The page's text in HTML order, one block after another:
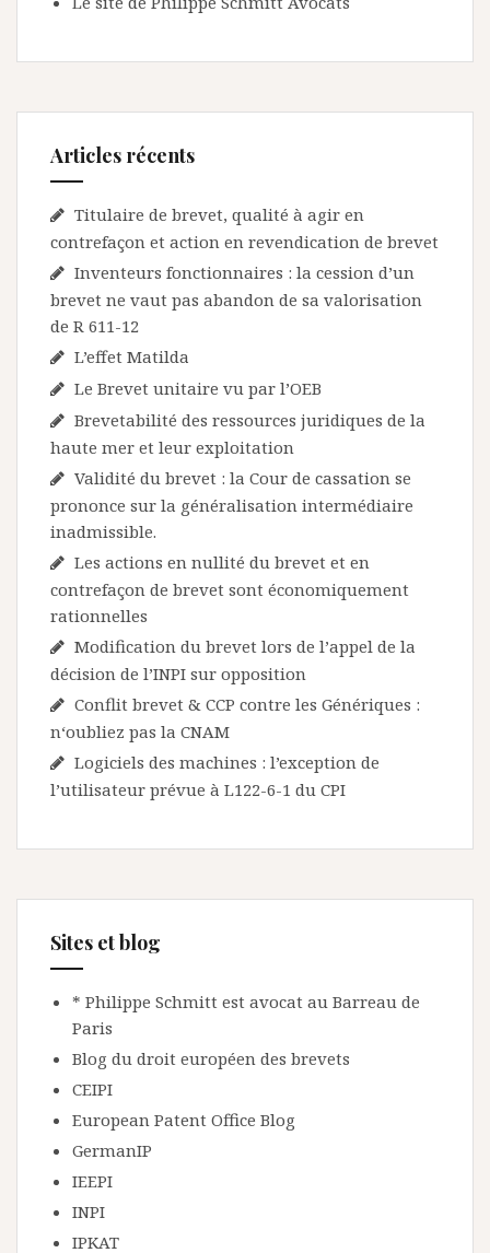
Articles récents
Titulaire de brevet, qualité à agir en
contrefaçon et action en revendication de brevet
Inventeurs fonctionnaires : la cession d’un
brevet ne vaut pas abandon de sa valorisation
de R 611-12
L’effet Matilda
Le Brevet unitaire vu par l’OEB
Brevetabilité des ressources juridiques de la
haute mer et leur exploitation
Validité du brevet : la Cour de cassation se
prononce sur la généralisation intermédiaire
inadmissible.
Les actions en nullité du brevet et en
contrefaçon de brevet sont économiquement
rationnelles
Modification du brevet lors de l’appel de la
décision de l’INPI sur opposition
Conflit brevet & CCP contre les Génériques :
n‘oubliez pas la CNAM
Logiciels des machines : l’exception de
l’utilisateur prévue à L122-6-1 du CPI
Sites et blog
* Philippe Schmitt est avocat au Barreau de
Paris
Blog du droit européen des brevets
CEIPI
European Patent Office Blog
GermanIP
IEEPI
INPI
IPKAT